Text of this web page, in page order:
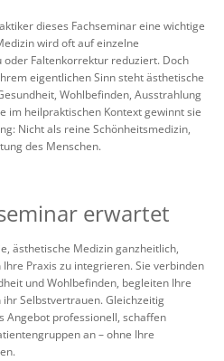
dieses Fachseminar eine wichtige
wird oft auf einzelne
oder Faltenkorrektur reduziert. Doch
eigentlichen Sinn steht ästhetische
Wohlbefinden, Ausstrahlung
im heilpraktischen Kontext gewinnt sie
Nicht als reine Schönheitsmedizin,
des Menschen.
erwartet
ästhetische Medizin ganzheitlich,
Praxis zu integrieren. Sie verbinden
und Wohlbefinden, begleiten Ihre
Selbstvertrauen. Gleichzeitig
Angebot professionell, schaffen
an – ohne Ihre